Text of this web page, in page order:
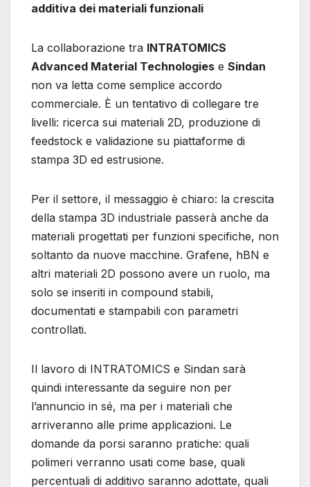
additiva dei materiali funzionali
La collaborazione tra INTRATOMICS
Advanced Material Technologies e Sindan
non va letta come semplice accordo
commerciale. È un tentativo di collegare tre
livelli: ricerca sui materiali 2D, produzione di
feedstock e validazione su piattaforme di
stampa 3D ed estrusione.
Per il settore, il messaggio è chiaro: la crescita
della stampa 3D industriale passerà anche da
materiali progettati per funzioni specifiche, non
soltanto da nuove macchine. Grafene, hBN e
altri materiali 2D possono avere un ruolo, ma
solo se inseriti in compound stabili,
documentati e stampabili con parametri
controllati.
Il lavoro di INTRATOMICS e Sindan sarà
quindi interessante da seguire non per
l’annuncio in sé, ma per i materiali che
arriveranno alle prime applicazioni. Le
domande da porsi saranno pratiche: quali
polimeri verranno usati come base, quali
percentuali di additivo saranno adottate, quali